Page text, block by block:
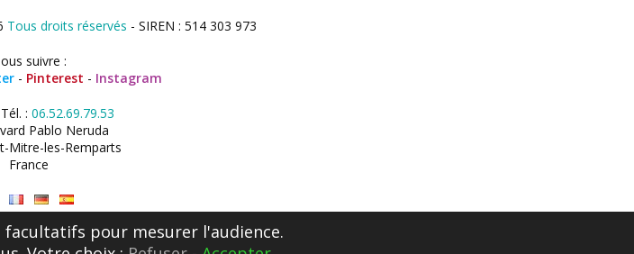
Tous droits réservés - SIREN : 514 303 973
suivre :
- Pinterest - Instagram
: 06.52.69.79.53
Pablo Neruda
Mitre-les-Remparts
France
pour mesurer l'audience.